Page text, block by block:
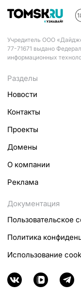
Учредитель ООО
77-71671 выдано
информационных
Разделы
Новости
Контакты
Проекты
Домены
О компании
Реклама
Документация
Пользовательское
Политика
Использование